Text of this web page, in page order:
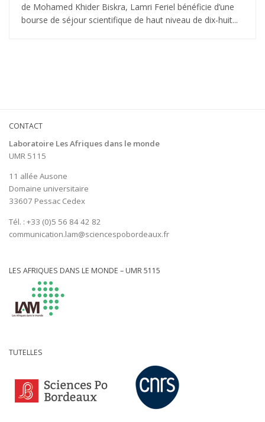
de Mohamed Khider Biskra, Lamri Feriel bénéficie d’une
bourse de séjour scientifique de haut niveau de dix-huit...
CONTACT
Laboratoire Les Afriques dans le monde
UMR 5115
11 allée Ausone
Domaine universitaire
33607 Pessac Cedex
Tél. : +33 (0)5 56 84 42 82
communication.lam@sciencespobordeaux.fr
LES AFRIQUES DANS LE MONDE – UMR 5115
TUTELLES